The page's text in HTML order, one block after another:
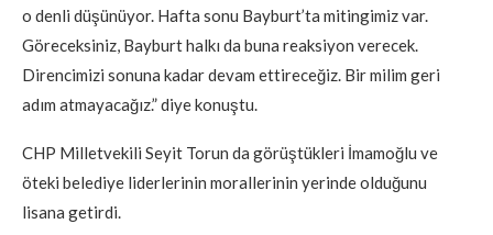
o denli düşünüyor. Hafta sonu Bayburt’ta mitingimiz var.
Göreceksiniz, Bayburt halkı da buna reaksiyon verecek.
Direncimizi sonuna kadar devam ettireceğiz. Bir milim geri
adım atmayacağız.” diye konuştu.
CHP Milletvekili Seyit Torun da görüştükleri İmamoğlu ve
öteki belediye liderlerinin morallerinin yerinde olduğunu
lisana getirdi.